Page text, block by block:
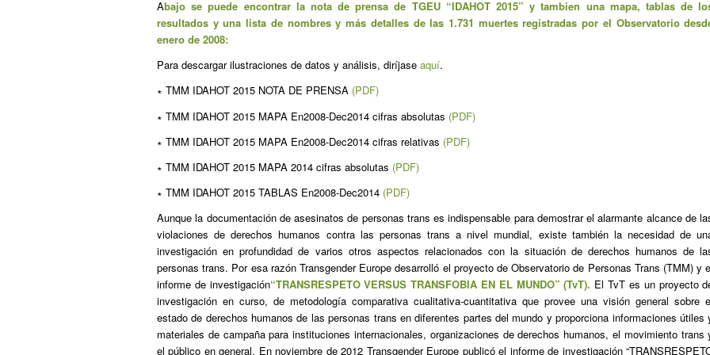
Abajo se puede encontrar la nota de prensa de TGEU “IDAHOT 2015” y tambien una mapa, tablas de
resultados y una lista de nombres y más detalles de las 1.731 muertes registradas por el Observatorio
enero de 2008:
Para descargar ilustraciones de datos y análisis, diríjase aquí.
∗ TMM IDAHOT 2015 NOTA DE PRENSA (PDF)
∗ TMM IDAHOT 2015 MAPA En2008-Dec2014 cifras absolutas (PDF)
∗ TMM IDAHOT 2015 MAPA En2008-Dec2014 cifras relativas (PDF)
∗ TMM IDAHOT 2015 MAPA 2014 cifras absolutas (PDF)
∗ TMM IDAHOT 2015 TABLAS En2008-Dec2014 (PDF)
Aunque la documentación de asesinatos de personas trans es indispensable para demostrar el alarmante alcance de
violaciones de derechos humanos contra las personas trans a nivel mundial, existe también la necesidad de
investigación en profundidad de varios otros aspectos relacionados con la situación de derechos humanos de
personas trans. Por esa razón Transgender Europe desarrolló el proyecto de Observatorio de Personas Trans (TMM) y
informe de investigación“TRANSRESPETO VERSUS TRANSFOBIA EN EL MUNDO” (TvT). El TvT es un proyecto
investigación en curso, de metodología comparativa cualitativa-cuantitativa que provee una visión general sobre
estado de derechos humanos de las personas trans en diferentes partes del mundo y proporciona informaciones útiles
materiales de campaña para instituciones internacionales, organizaciones de derechos humanos, el movimiento trans
el público en general. En noviembre de 2012 Transgender Europe publicó el informe de investigación